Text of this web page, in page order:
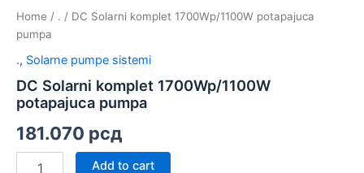
Home / . / DC Solarni komplet 1700Wp/1100W potapajuca
pumpa
., Solarne pumpe sistemi
DC Solarni komplet 1700Wp/1100W
potapajuca pumpa
181.070 рсд
komplet
1700Wp/1100W
potapajuca
quantity
Add to cart